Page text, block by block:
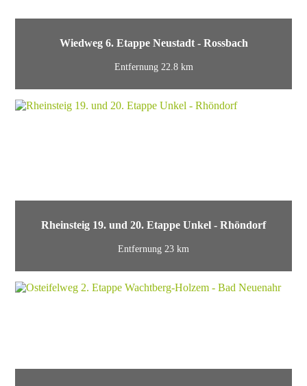
Wiedweg 6. Etappe Neustadt - Rossbach
Entfernung 22.8 km
Rheinsteig 19. und 20. Etappe Unkel - Rhöndorf
Entfernung 23 km